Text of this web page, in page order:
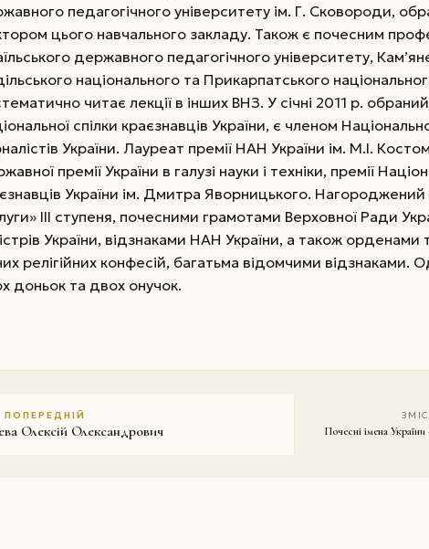
педагогічного університету ім. Г. Сковороди,
цього навчального закладу. Також є почесним
державного педагогічного університету,
національного та Прикарпатського
читає лекції в інших ВНЗ. У січні 2011 р.
спілки краєзнавців України, є членом
України. Лауреат премії НАН України ім. М.І.
премії України в галузі науки і техніки, премії
України ім. Дмитра Яворницького.
III ступеня, почесними грамотами Верховної Ради
України, відзнаками НАН України, а також орденами
релігійних конфесій, багатьма відомчими відзнаками.
доньок та двох онучок.
ПОПЕРЕДНІЙ
Олексій Олександрович Почесні імена